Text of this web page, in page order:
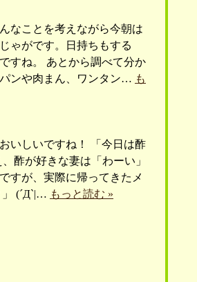
なことを考えながら今朝は
ゃがです。日持ちもする
すね。 あとから調べて分か
ンや肉まん、ワンタン… も
いしいですね！ 「今日は酢
酢が好きな妻は「わーい」
すが、実際に帰ってきたメ
」 (´Д`|… もっと読む »